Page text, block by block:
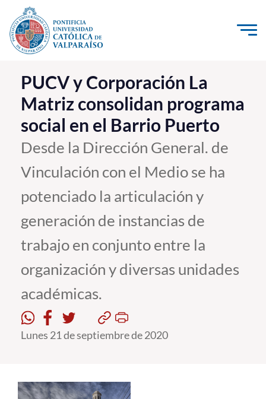
Click acá para ir directamente al contenido
La Universidad
Investigación, Creación e Innovación
PUCV Internacional
Vinculación con el Medio
Admisión
Estudiantes
Académicos
Funcionarios
PUCV y Corporación La
Matriz consolidan programa
social en el Barrio Puerto
Desde la Dirección General. de
Vinculación con el Medio se ha
potenciado la articulación y
generación de instancias de
trabajo en conjunto entre la
organización y diversas unidades
académicas.
Lunes 21 de septiembre de 2020